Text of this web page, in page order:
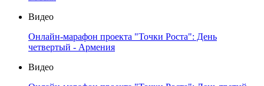
Видео
Онлайн-марафон проекта "Точки Роста": День
четвертый - Армения
Видео